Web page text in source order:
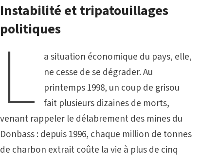
Instabilité et tripatouillages
politiques
L
a situation économique du pays, elle,
ne cesse de se dégrader. Au
printemps 1998, un coup de grisou
fait plusieurs dizaines de morts,
venant rappeler le délabrement des mines du
Donbass : depuis 1996, chaque million de tonnes
de charbon extrait coûte la vie à plus de cinq